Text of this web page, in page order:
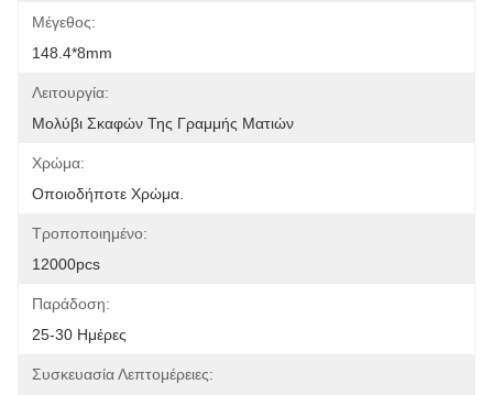
Μέγεθος:
148.4*8mm
Λειτουργία:
Μολύβι Σκαφών Της Γραμμής Ματιών
Χρώμα:
Οποιοδήποτε Χρώμα.
Τροποποιημένο:
12000pcs
Παράδοση:
25-30 Ημέρες
Συσκευασία Λεπτομέρειες: